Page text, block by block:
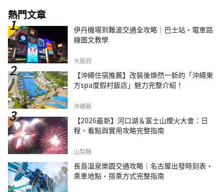
熱門文章
伊丹機場到難波交通全攻略｜巴士站・電車路
線圖文教學
大阪府
【沖繩住宿推薦】改裝後煥然一新的「沖繩東
方spa度假村飯店」魅力完整介紹！
沖繩縣
【2026最新】河口湖＆富士山煙火大會：日
程、看點與實用攻略完整指南
山梨縣
長島溫泉樂園交通攻略｜名古屋出發時刻表・
乘車地點・搭乘方式完整指南